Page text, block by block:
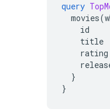
query
movies(
id
title
rating
}
}